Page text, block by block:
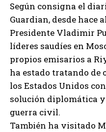
Según consigna el
Guardian, desde hace
Presidente Vladimir
líderes saudíes en
propios emisarios a
ha estado tratando de
los Estados Unidos
solución diplomática
guerra civil.
También ha visitado